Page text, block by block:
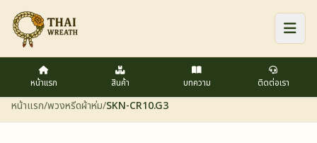
หน้าแรก สินค้า บทความ ติดต่อเรา
หน้าแรก/พวงหรีดผ้าห่ม/SKN-CR10.G3